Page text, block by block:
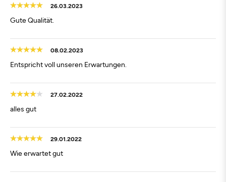
26.03.2023
Gute Qualität.
08.02.2023
Entspricht voll unseren Erwartungen.
27.02.2022
alles gut
29.01.2022
Wie erwartet gut